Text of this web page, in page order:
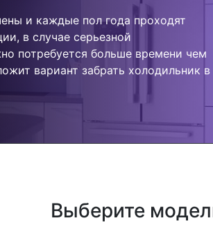
и каждые пол года проходят
в случае серьезной
потребуется больше времени чем
вариант забрать холодильник в
Выберите